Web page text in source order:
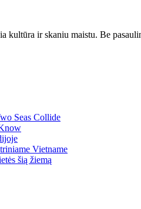
kultūra ir skaniu maistu. Be
Seas Collide
Vietname
šią žiemą